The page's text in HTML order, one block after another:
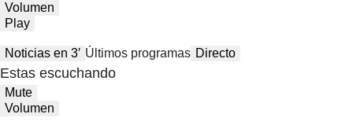
Volumen
Play
Noticias en 3′ Últimos programas Directo
Estas escuchando
Mute
Volumen